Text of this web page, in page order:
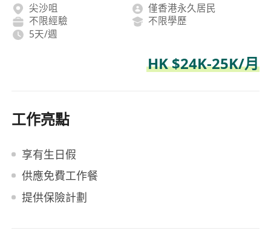
尖沙咀
僅香港永久居民
不限經驗
不限學歷
5天/週
HK $24K-25K/月
工作亮點
享有生日假
供應免費工作餐
提供保險計劃